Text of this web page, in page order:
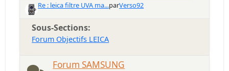
Re : leica filtre UVA ma...parVerso92
Sous-Sections
Forum Objectifs LEICA
Forum SAMSUNG